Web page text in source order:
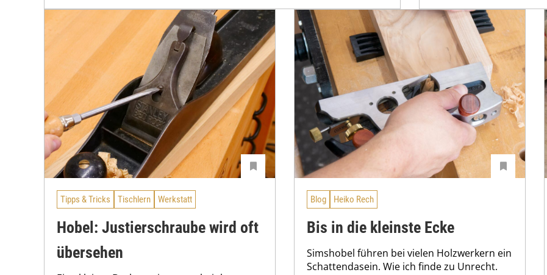
Tipps & Tricks Tischlern Werkstatt
Hobel: Justierschraube wird oft
übersehen
Blog Heiko Rech
Bis in die kleinste Ecke
Simshobel führen bei vielen Holzwerkern ein
Schattendasein. Wie ich finde zu Unrecht.